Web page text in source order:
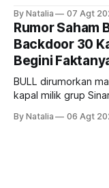
estate, ada siapa
By Natalia 07 Agt
Rumor Saham
Backdoor 30
Begini
BULL dirumorkan
kapal milik grup
masih menarik
By Natalia 06 Agt